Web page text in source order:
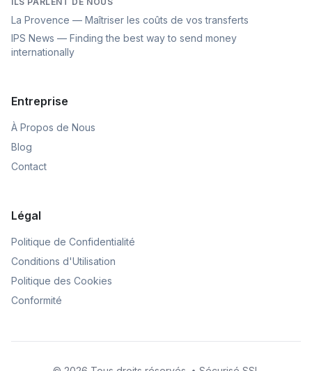
La Provence — Maîtriser les coûts de vos transferts
IPS News — Finding the best way to send money
internationally
Entreprise
À Propos de Nous
Blog
Contact
Légal
Politique de Confidentialité
Conditions d'Utilisation
Politique des Cookies
Conformité